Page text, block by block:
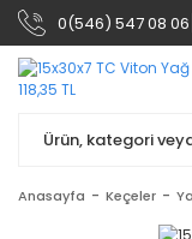
0(546) 547 08 06
Anasayfa Keçeler